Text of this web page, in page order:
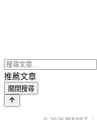
推薦文章
關閉搜尋